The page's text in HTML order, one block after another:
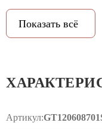
хорошо направленным
такую привычную
Показать всё
Артикул: